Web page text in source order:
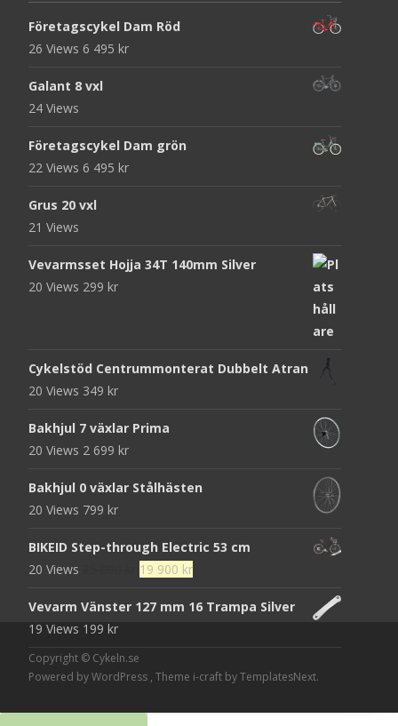
Företagscykel Dam Röd
26 Views 6 495 kr
Galant 8 vxl
24 Views
Företagscykel Dam grön
22 Views 6 495 kr
Grus 20 vxl
21 Views
Vevarmsset Hojja 34T 140mm Silver
20 Views 299 kr
Cykelstöd Centrummonterat Dubbelt Atran
20 Views 349 kr
Bakhjul 7 växlar Prima
20 Views 2 699 kr
Bakhjul 0 växlar Stålhästen
20 Views 799 kr
BIKEID Step-through Electric 53 cm
20 Views
Det
priset
000 kr.
19 900 krDet
priset
900 kr.
Vevarm Vänster 127 mm 16 Trampa Silver
19 Views 199 kr
Copyright © Cykeln.se
Powered by WordPress , Theme i-craft by TemplatesNext.